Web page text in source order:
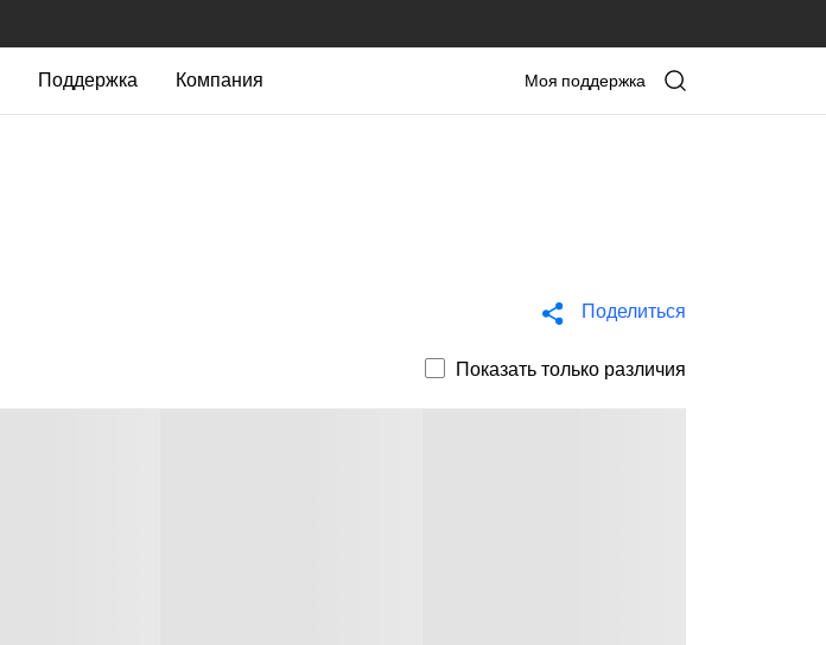
Поддержка Компания Моя поддержка
Поделиться
Показать только различия